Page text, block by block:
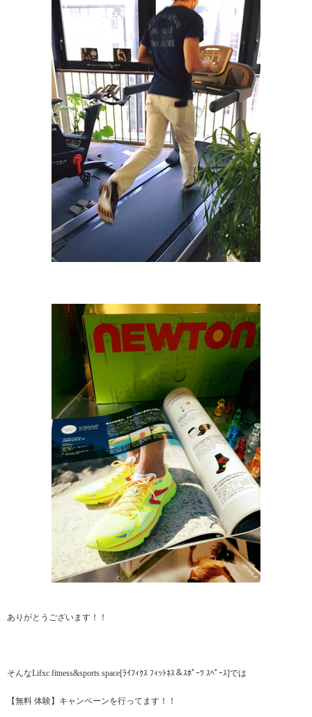
ありがとうございます！！
そんなLifxc fitness&sports space[ﾗｲﾌｨｸｽ ﾌｨｯﾄﾈｽ＆ｽﾎﾟｰﾂ ｽﾍﾟｰｽ]では
【無料 体験】キャンペーンを行ってます！！